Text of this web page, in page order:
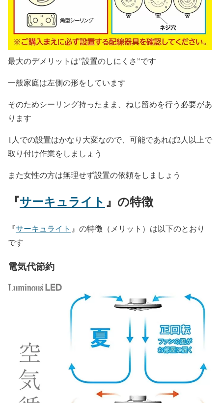
最大のデメリットは”設置のしにくさ”です
一般家庭は左側の形をしています
そのためシーリング持ったまま、ねじ留めを行う必要があ
ります
1人での設置はかなり大変なので、可能であれば2人以上で
取り付け作業をしましょう
また女性の方は無理せず設置の依頼をしましょう
『サーキュライト 』の特徴
『サーキュライト 』の特徴（メリット）は以下のとおり
です
電気代節約